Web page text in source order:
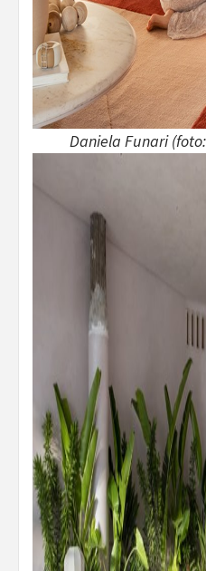
Daniela Funari